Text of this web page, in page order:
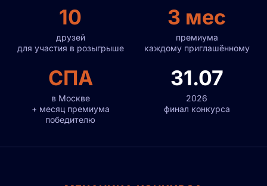
10
друзей
для участия в розыгрыше
3 мес
премиума
каждому приглашённому
СПА
в Москве
+ месяц премиума
победителю
31.07
2026
финал конкурса